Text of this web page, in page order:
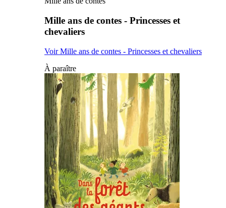
Mille ans de contes - Princesses et
chevaliers
Voir Mille ans de contes - Princesses et chevaliers
À paraître